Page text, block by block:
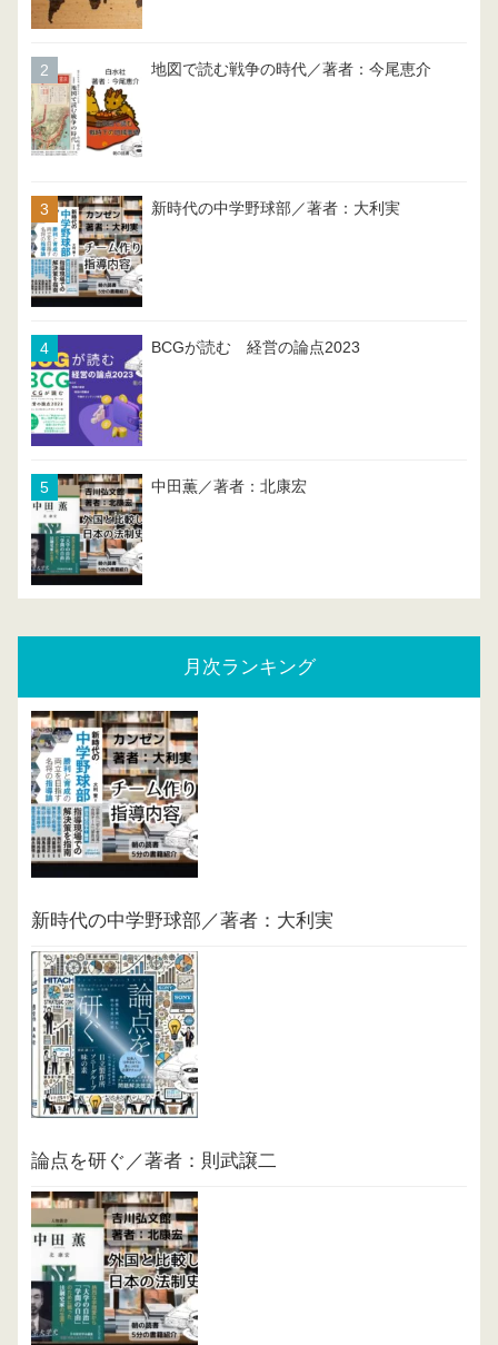
地図で読む戦争の時代／著者：今尾恵介
新時代の中学野球部／著者：大利実
BCGが読む 経営の論点2023
中田薫／著者：北康宏
月次ランキング
新時代の中学野球部／著者：大利実
論点を研ぐ／著者：則武譲二